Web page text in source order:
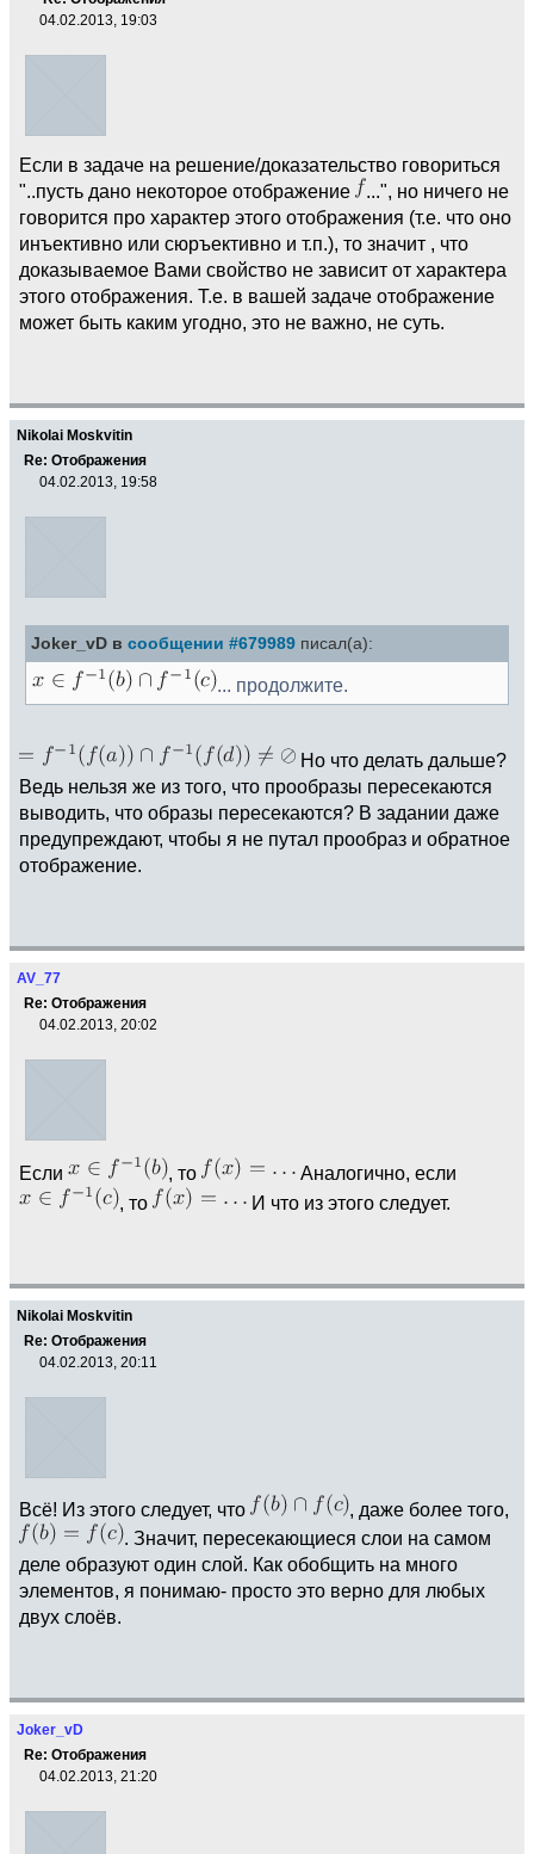
04.02.2013, 19:03
Если в задаче на решение/доказательство говориться
"..пусть дано некоторое отображение
...", но ничего не
говорится про характер этого отображения (т.е. что оно
инъективно или сюръективно и т.п.), то значит , что
доказываемое Вами свойство не зависит от характера
этого отображения. Т.е. в вашей задаче отображение
может быть каким угодно, это не важно, не суть.
Nikolai Moskvitin
Re: Отображения
04.02.2013, 19:58
Joker_vD в сообщении #679989 писал(а):
... продолжите.
Но что делать дальше?
Ведь нельзя же из того, что прообразы пересекаются
выводить, что образы пересекаются? В задании даже
предупреждают, чтобы я не путал прообраз и обратное
отображение.
AV_77
Re: Отображения
04.02.2013, 20:02
Если , то
Аналогично, если
, то
И что из этого следует.
Nikolai Moskvitin
Re: Отображения
04.02.2013, 20:11
Всё! Из этого следует, что
, даже более того,
. Значит, пересекающиеся слои на самом
деле образуют один слой. Как обобщить на много
элементов, я понимаю- просто это верно для любых
двух слоёв.
Joker_vD
Re: Отображения
04.02.2013, 21:20